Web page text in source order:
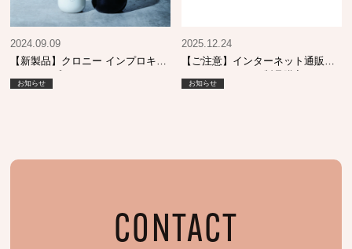
【新製品】クロニー インプロキュ
アシャンプー MO & エマルジョン
SI
2024.09.09
お知らせ
【ご注意】インターネット通販・
フリマサイトでの製品購入につい
て
2025.12.24
お知らせ
CONTACT